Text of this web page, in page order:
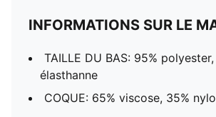
INFORMATIONS SUR LE
TAILLE DU BAS: 95% polyester,
élasthanne
COQUE: 65% viscose, 35%